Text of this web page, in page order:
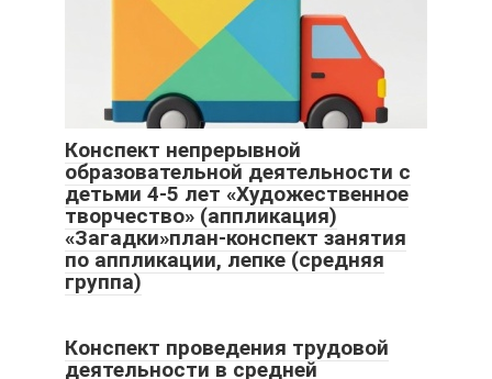
Конспект непрерывной
образовательной деятельности с
детьми 4-5 лет «Художественное
творчество» (аппликация)
«Загадки»план-конспект занятия
по аппликации, лепке (средняя
группа)
Конспект проведения трудовой
деятельности в средней